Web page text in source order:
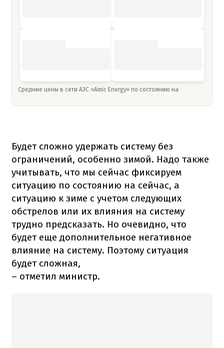
Средние цены в сети АЗС «Amic Energy» по состоянию на
Будет сложно удержать систему без
ограничений, особенно зимой. Надо также
учитывать, что мы сейчас фиксируем
ситуацию по состоянию на сейчас, а
ситуацию к зиме с учетом следующих
обстрелов или их влияния на систему
трудно предсказать. Но очевидно, что
будет еще дополнительное негативное
влияние на систему. Поэтому ситуация
будет сложная,
– отметил министр.